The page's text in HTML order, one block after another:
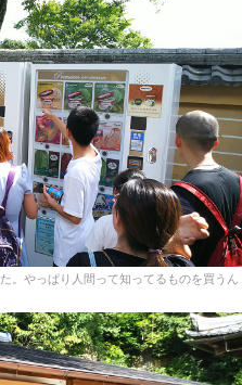
。やっぱり人間って知ってるものを買うん